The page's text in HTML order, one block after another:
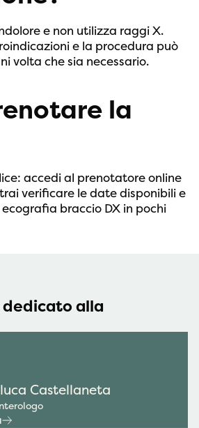
e non utilizza raggi X.
e la procedura può
volta che sia necessario.
la
accedi al prenotatore online
verificare le date disponibili e
braccio DX in pochi
dedicato alla
Castellaneta